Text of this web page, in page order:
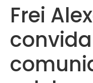
Frei